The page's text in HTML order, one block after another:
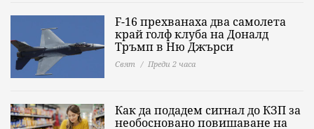
F-16 прехванаха два самолета
край голф клуба на Доналд
Тръмп в Ню Джърси
Свят Преди 2 часа
Как да подадем сигнал до КЗП за
необосновано повишаване на